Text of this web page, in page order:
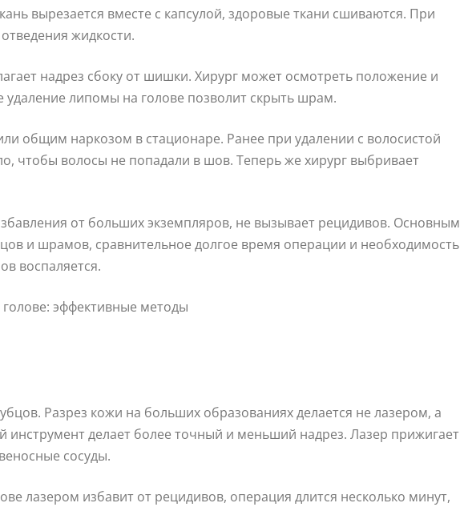
вырезается вместе с капсулой, здоровые ткани сшиваются. При
жидкости.
надрез сбоку от шишки. Хирург может осмотреть положение и
удаление липомы на голове позволит скрыть шрам.
общим наркозом в стационаре. Ранее при удалении с волосистой
чтобы волосы не попадали в шов. Теперь же хирург выбривает
от больших экземпляров, не вызывает рецидивов. Основным
и шрамов, сравнительное долгое время операции и необходимость
воспаляется.
Разрез кожи на больших образованиях делается не лазером, а
инструмент делает более точный и меньший надрез. Лазер прижигает
сосуды.
лазером избавит от рецидивов, операция длится несколько минут,